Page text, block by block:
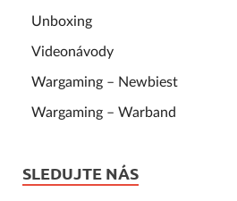
Unboxing
Videonávody
Wargaming – Newbiest
Wargaming – Warband
SLEDUJTE NÁS